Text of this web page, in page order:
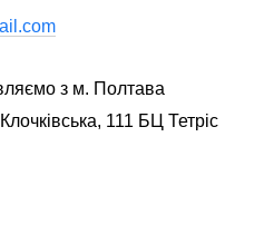
з м. Полтава
111 БЦ Тетріс